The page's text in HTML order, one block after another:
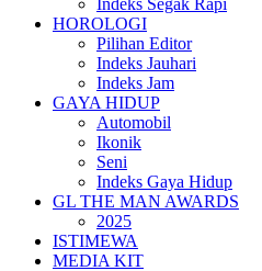
Indeks Segak Rapi
HOROLOGI
Pilihan Editor
Indeks Jauhari
Indeks Jam
GAYA HIDUP
Automobil
Ikonik
Seni
Indeks Gaya Hidup
GL THE MAN AWARDS
2025
ISTIMEWA
MEDIA KIT